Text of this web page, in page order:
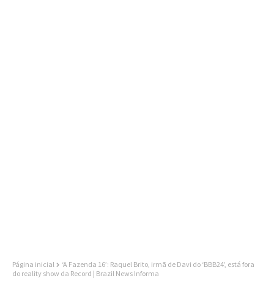
Página inicial
‘A Fazenda 16’: Raquel Brito, irmã de Davi do ‘BBB24’, está fora
do reality show da Record | Brazil News Informa